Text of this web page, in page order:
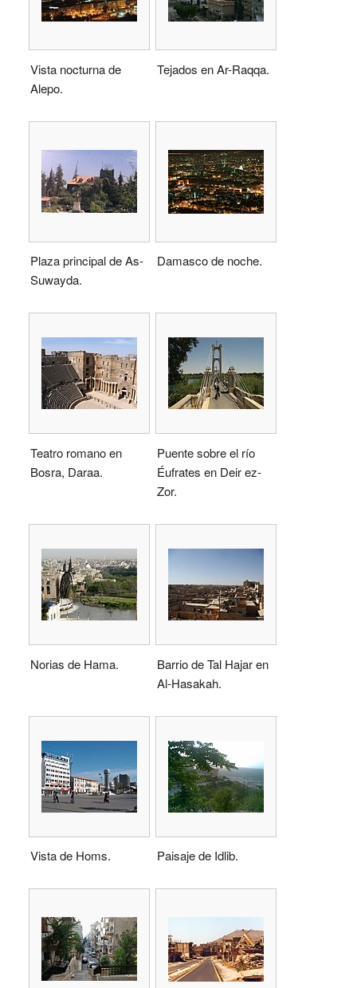
Vista nocturna de
Alepo.
Tejados en Ar-Raqqa.
Plaza principal de As-
Suwayda.
Damasco de noche.
Teatro romano en
Bosra, Daraa.
Puente sobre el río
Éufrates en Deir ez-
Zor.
Norias de Hama.
Barrio de Tal Hajar en
Al-Hasakah.
Vista de Homs. Paisaje de Idlib.